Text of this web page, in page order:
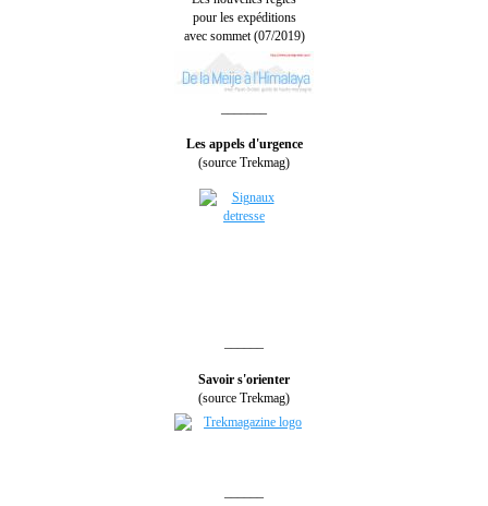
pour les expéditions
avec sommet (07/2019)
Les appels d'urgence
(source Trekmag)
Savoir s'orienter
(source Trekmag)